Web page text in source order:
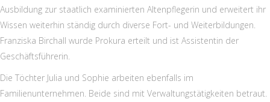
Ausbildung zur staatlich examinierten Altenpflegerin und erweitert ihr
Wissen weiterhin ständig durch diverse Fort- und Weiterbildungen.
Franziska Birchall wurde Prokura erteilt und ist Assistentin der
Geschäftsführerin.
Die Töchter Julia und Sophie arbeiten ebenfalls im
Familienunternehmen. Beide sind mit Verwaltungstätigkeiten betraut.